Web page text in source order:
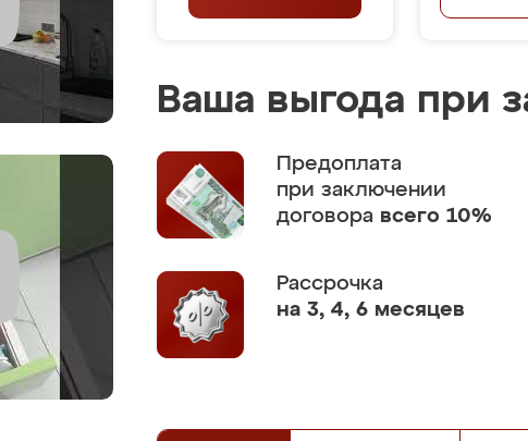
Ваша выгода при
Предоплата
при заключении
договора всего 10%
Рассрочка
на 3, 4, 6 месяцев